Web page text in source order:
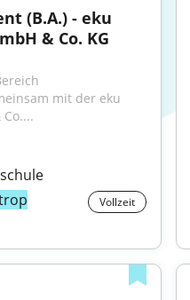
(B.A.) - eku
& Co. KG
mit der eku
Vollzeit